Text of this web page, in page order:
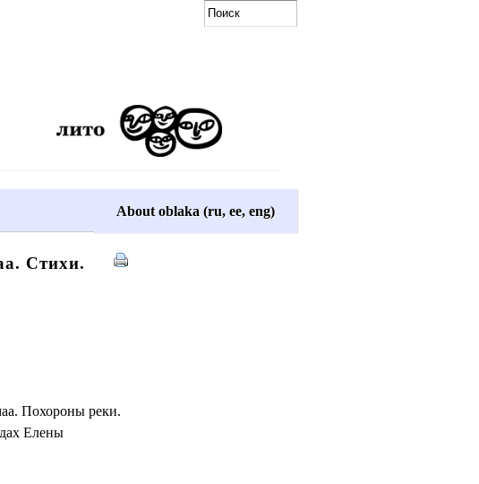
About oblaka (ru, ee, eng)
Стихи.
Похороны реки.
Елены